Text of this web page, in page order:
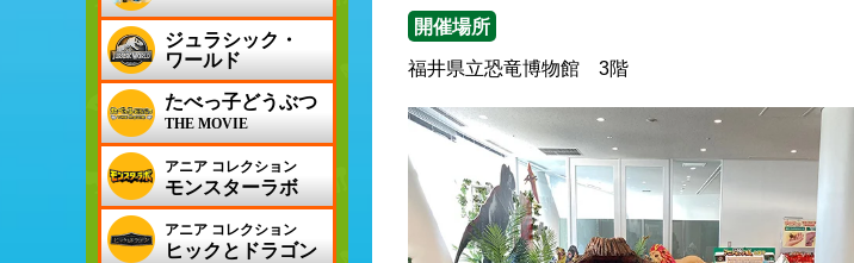
ジュラシック・
ワールド
たべっ子どうぶつ
THE MOVIE
アニア コレクション
モンスターラボ
アニア コレクション
ヒックとドラゴン
開催場所
福井県立恐竜博物館 3階